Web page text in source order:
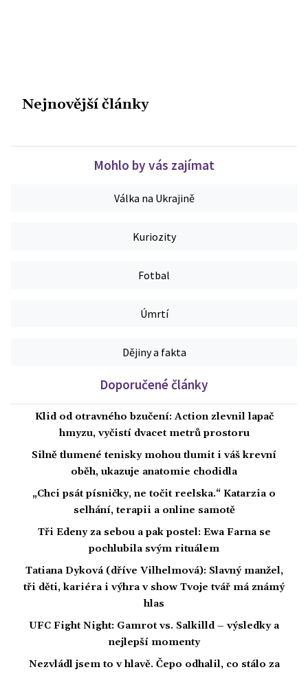
Nejnovější články
Mohlo by vás zajímat
Válka na Ukrajině
Kuriozity
Fotbal
Úmrtí
Dějiny a fakta
Doporučené články
Klid od otravného bzučení: Action zlevnil lapač
hmyzu, vyčistí dvacet metrů prostoru
Silně tlumené tenisky mohou tlumit i váš krevní
oběh, ukazuje anatomie chodidla
„Chci psát písničky, ne točit reelska.“ Katarzia o
selhání, terapii a online samotě
Tři Edeny za sebou a pak postel: Ewa Farna se
pochlubila svým rituálem
Tatiana Dyková (dříve Vilhelmová): Slavný manžel,
tři děti, kariéra i výhra v show Tvoje tvář má známý
hlas
UFC Fight Night: Gamrot vs. Salkilld – výsledky a
nejlepší momenty
Nezvládl jsem to v hlavě. Čepo odhalil, co stálo za